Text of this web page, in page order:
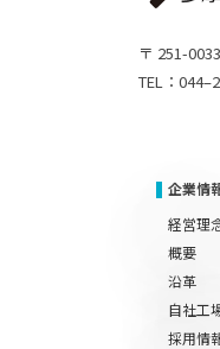
〒 251-
TEL：
企業情
経営理
概要
沿革
自社工
採用情